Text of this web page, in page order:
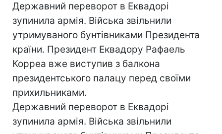
Державний переворот в Еквадорі
зупинила армія. Війська звільнили
утримуваного бунтівниками Президента
країни. Президент Еквадору Рафаель
Корреа вже виступив з балкона
президентського палацу перед своїми
прихильниками.
Державний переворот в Еквадорі
зупинила армія. Війська звільнили